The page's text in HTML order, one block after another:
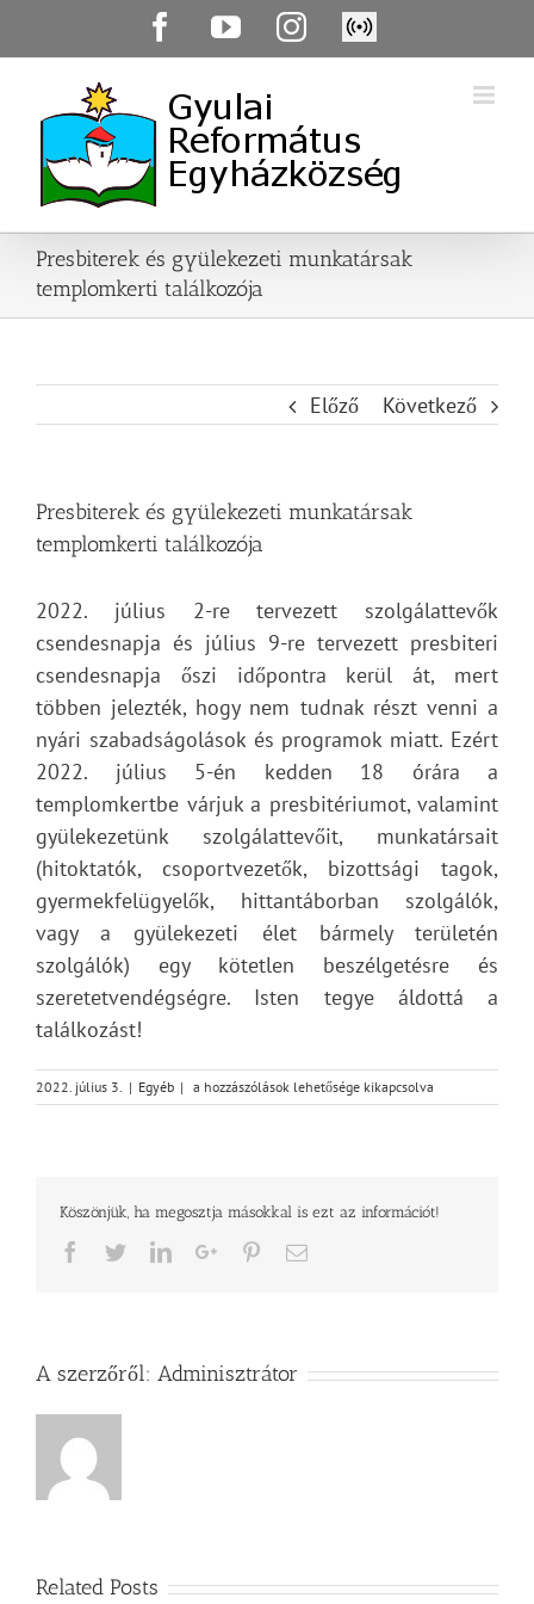
FacebookYouTubeInstagram
Élő
közvetítés
Presbiterek és gyülekezeti munkatársak
templomkerti találkozója
Előző Következő
Presbiterek és gyülekezeti munkatársak
templomkerti találkozója
2022. július 2-re tervezett szolgálattevők
csendesnapja és július 9-re tervezett presbiteri
csendesnapja őszi időpontra kerül át, mert
többen jelezték, hogy nem tudnak részt venni a
nyári szabadságolások és programok miatt. Ezért
2022. július 5-én kedden 18 órára a
templomkertbe várjuk a presbitériumot, valamint
gyülekezetünk szolgálattevőit, munkatársait
(hitoktatók, csoportvezetők, bizottsági tagok,
gyermekfelügyelők, hittantáborban szolgálók,
vagy a gyülekezeti élet bármely területén
szolgálók) egy kötetlen beszélgetésre és
szeretetvendégségre. Isten tegye áldottá a
találkozást!
2022. július 3. | Egyéb | Presbiterek
és
bejegyzéshez
a hozzászólások lehetősége kikapcsolva
Köszönjük, ha megosztja másokkal is ezt az információt!
Facebook
TwitterLinkedInGoogle+PinterestEmail
A szerzőről: Adminisztrátor
Related Posts